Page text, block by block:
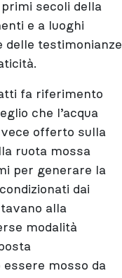
secoli della
e a luoghi
delle testimonianze
fa riferimento
che l’acqua
offerto sulla
ruota mossa
per generare la
dai
alla
modalità
mosso da